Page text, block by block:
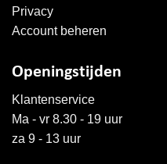
Privacy
Account beheren
Openingstijden
Klantenservice
Ma - vr 8.30 - 19 uur
za 9 - 13 uur